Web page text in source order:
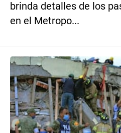
brinda detalles de los
en el Metropo...